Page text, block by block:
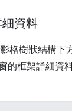
資料
格樹狀結構下
的框架詳細資